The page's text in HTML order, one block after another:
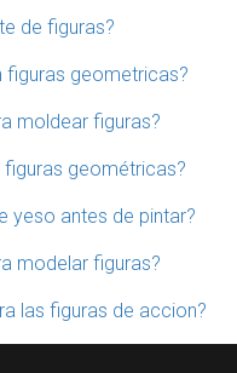
de figuras?
figuras geometricas?
moldear figuras?
figuras geométricas?
yeso antes de pintar?
modelar figuras?
las figuras de accion?